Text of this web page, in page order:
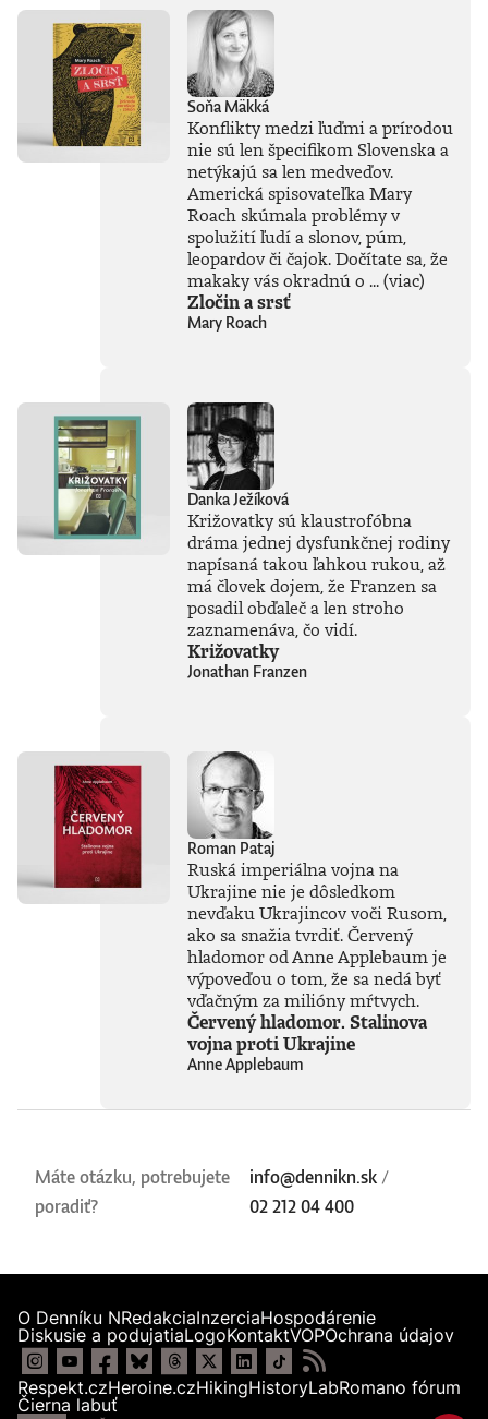
Soňa Mäkká
Konflikty medzi ľuďmi a prírodou
nie sú len špecifikom Slovenska a
netýkajú sa len medveďov.
Americká spisovateľka Mary
Roach skúmala problémy v
spolužití ľudí a slonov, púm,
leopardov či čajok. Dočítate sa, že
makaky vás okradnú o ...(viac)
Zločin a srsť
Mary Roach
Danka Ježíková
Križovatky sú klaustrofóbna
dráma jednej dysfunkčnej rodiny
napísaná takou ľahkou rukou, až
má človek dojem, že Franzen sa
posadil obďaleč a len stroho
zaznamenáva, čo vidí.
Križovatky
Jonathan Franzen
Roman Pataj
Ruská imperiálna vojna na
Ukrajine nie je dôsledkom
nevďaku Ukrajincov voči Rusom,
ako sa snažia tvrdiť. Červený
hladomor od Anne Applebaum je
výpoveďou o tom, že sa nedá byť
vďačným za milióny mŕtvych.
Červený hladomor. Stalinova
vojna proti Ukrajine
Anne Applebaum
Máte otázku, potrebujete
poradiť?
info@dennikn.sk /
02 212 04 400
O Denníku NRedakciaInzerciaHospodárenie
Diskusie a podujatiaLogoKontaktVOPOchrana údajov
Respekt.czHeroine.czHikingHistoryLabRomano fórum
Čierna labuť